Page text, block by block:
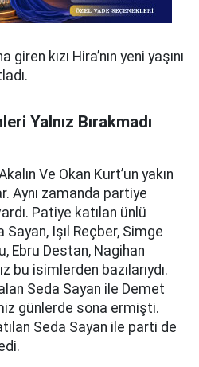
kızı Hira’nın yeni yaşını
Yalnız Bırakmadı
Ve Okan Kurt’un yakın
Aynı zamanda partiye
Patiye katılan ünlü
Sayan, Işıl Reçber, Simge
Ebru Destan, Nagihan
bu isimlerden bazılarıydı.
Seda Sayan ile Demet
günlerde sona ermişti.
Seda Sayan ile parti de